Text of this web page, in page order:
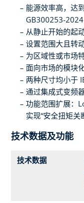
能源效率高，达
GB300253-
从静止开始的起
设置范围大且转
为区域性或市场
面向市场的模块
两种尺寸均小于
通过集成式变频
功能范围扩展：
实现“安全扭矩关
技术数据及功能
技术数据